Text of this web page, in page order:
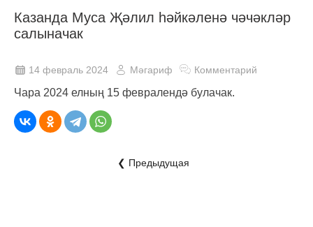
Казанда Муса Җәлил һәйкәленә чәчәкләр
салыначак
14 февраль 2024 Мәгариф Комментарий
Чара 2024 елның 15 февралендә булачак.
❮ Предыдущая